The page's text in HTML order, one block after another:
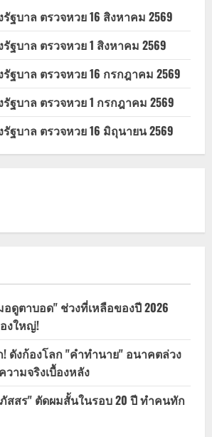
ฐบาล ตรวจหวย 16 สิงหาคม 2569
ฐบาล ตรวจหวย 1 สิงหาคม 2569
ฐบาล ตรวจหวย 16 กรกฎาคม 2569
ฐบาล ตรวจหวย 1 กรกฎาคม 2569
ฐบาล ตรวจหวย 16 มิถุนายน 2569
ดูตาบอด" ช่วงที่เหลือของปี 2026
งใหญ่!
ดังก้องโลก "คำทำนาย" อนาคตล่วง
ามจริงเบื้องหลัง
สสร" ตัดผมสั้นในรอบ 20 ปี ทำคนทัก